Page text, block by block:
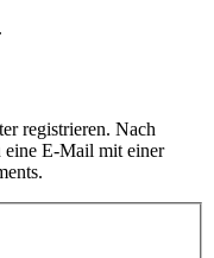
registrieren. Nach
eine E-Mail mit einer